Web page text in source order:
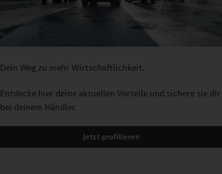
Dein Weg zu mehr Wirtschaftlichkeit.
Entdecke hier deine aktuellen Vorteile und sichere sie dir
bei deinem Händler.
Jetzt profitieren